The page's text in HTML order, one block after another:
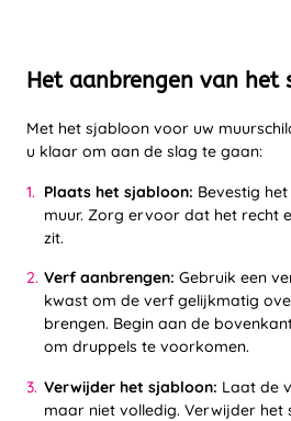
Het aanbrengen van het
Met het sjabloon voor uw
u klaar om aan de slag te gaan:
Plaats het sjabloon: Bevestig
muur. Zorg ervoor dat het recht
zit.
Verf aanbrengen: Gebruik een
kwast om de verf gelijkmatig
brengen. Begin aan de
om druppels te voorkomen.
Verwijder het sjabloon: Laat de
maar niet volledig. Verwijder